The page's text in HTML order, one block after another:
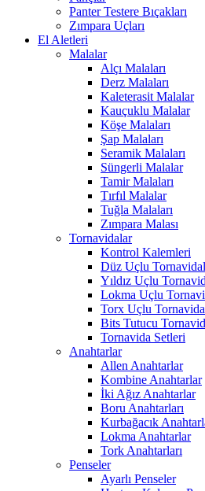
Panter Testere Bıçakları
Zımpara Uçları
El Aletleri
Malalar
Alçı Malaları
Derz Malaları
Kaleterasit Malalar
Kauçuklu Malalar
Köşe Malaları
Şap Malaları
Seramik Malaları
Süngerli Malalar
Tamir Malaları
Tırfıl Malalar
Tuğla Malaları
Zımpara Malası
Tornavidalar
Kontrol Kalemleri
Düz Uçlu
Yıldız Uçlu
Lokma Uçlu
Torx Uçlu
Bits Tutucu
Tornavida Setleri
Anahtarlar
Allen Anahtarlar
Kombine Anahtarlar
İki Ağız Anahtarlar
Boru Anahtarları
Kurbağacık
Lokma Anahtarlar
Tork Anahtarları
Penseler
Ayarlı Penseler